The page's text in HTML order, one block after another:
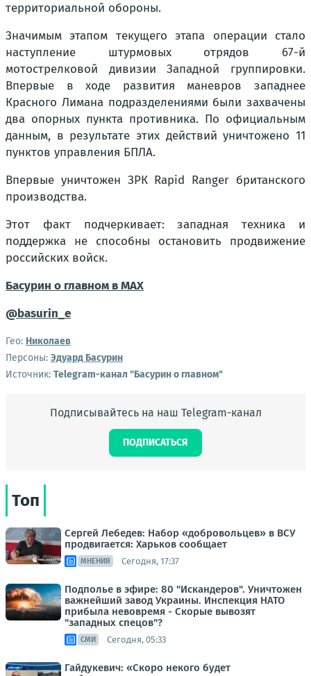
территориальной обороны.
Значимым этапом текущего этапа операции стало
наступление штурмовых отрядов 67-й
мотострелковой дивизии Западной группировки.
Впервые в ходе развития маневров западнее
Красного Лимана подразделениями были захвачены
два опорных пункта противника. По официальным
данным, в результате этих действий уничтожено 11
пунктов управления БПЛА.
Впервые уничтожен ЗРК Rapid Ranger британского
производства.
Этот факт подчеркивает: западная техника и
поддержка не способны остановить продвижение
российских войск.
Басурин о главном вМАX
@basurin_e
Гео: Николаев
Персоны: Эдуард Басурин
Источник: Telegram-канал "Басурин о главном"
Подписывайтесь на наш Telegram-канал
ПОДПИСАТЬСЯ
Топ
Сергей Лебедев: Набор «добровольцев» в ВСУ
продвигается: Харьков сообщает
МНЕНИЯ Сегодня, 17:37
Подполье в эфире: 80 "Искандеров". Уничтожен
важнейший завод Украины. Инспекция НАТО
прибыла невовремя - Скорые вывозят
"западных спецов"?
СМИ Сегодня, 05:33
Гайдукевич: «Скоро некого будет